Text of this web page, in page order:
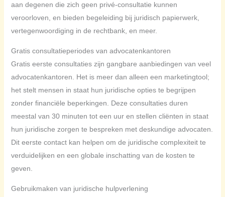
aan degenen die zich geen privé-consultatie kunnen
veroorloven, en bieden begeleiding bij juridisch papierwerk,
vertegenwoordiging in de rechtbank, en meer.
Gratis consultatieperiodes van advocatenkantoren
Gratis eerste consultaties zijn gangbare aanbiedingen van veel
advocatenkantoren. Het is meer dan alleen een marketingtool;
het stelt mensen in staat hun juridische opties te begrijpen
zonder financiële beperkingen. Deze consultaties duren
meestal van 30 minuten tot een uur en stellen cliënten in staat
hun juridische zorgen te bespreken met deskundige advocaten.
Dit eerste contact kan helpen om de juridische complexiteit te
verduidelijken en een globale inschatting van de kosten te
geven.
Gebruikmaken van juridische hulpverlening